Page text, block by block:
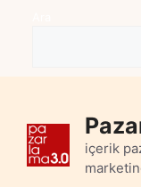
içerik